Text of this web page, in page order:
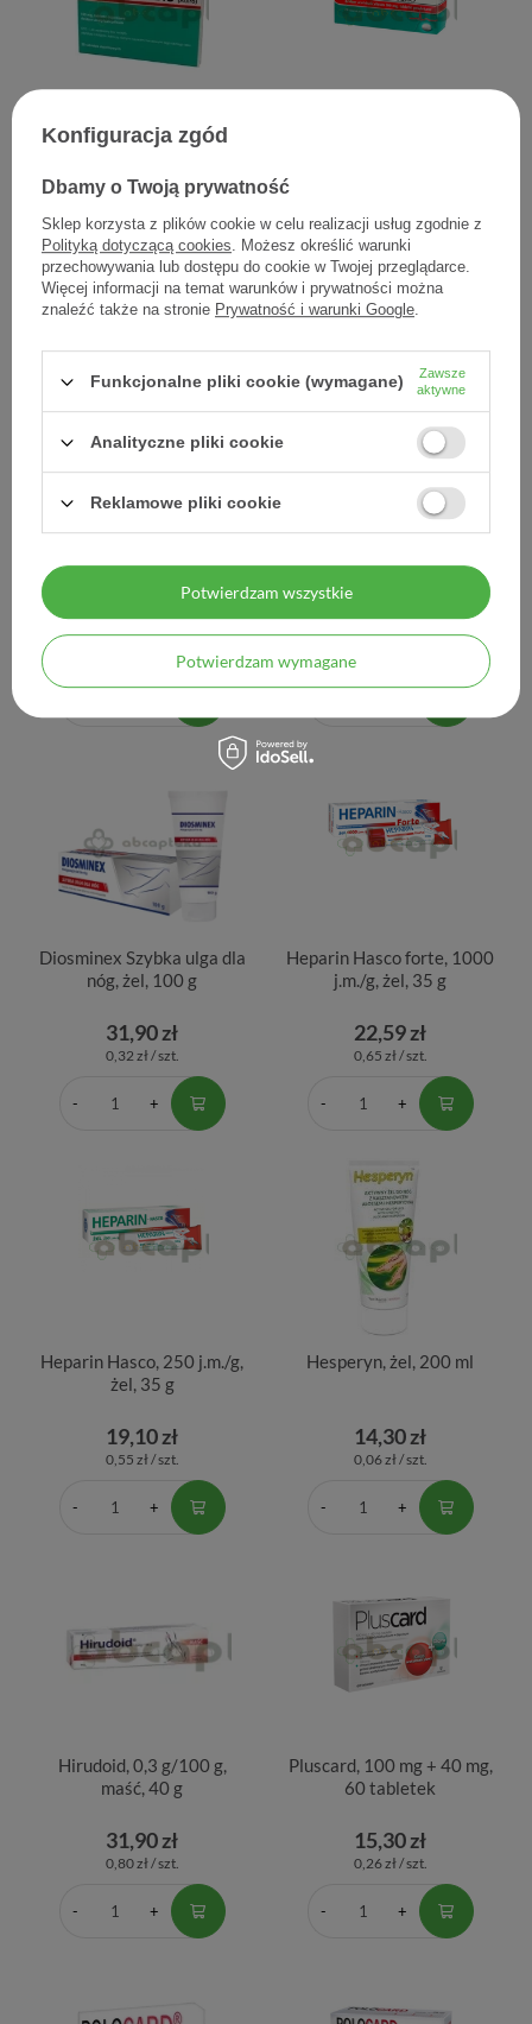
Aspirin Cardio 100 mg
/imp.Delfarma, 30 tabletek
7,63 zł
0,25 zł / szt.
9,90 zł
0,35 zł / szt.
29,33 zł 57,33 zł
Diosminex Szybka ulga dla
nóg, żel, 100 g
31,90 zł
0,32 zł / szt.
Heparin Hasco forte, 1000
j.m./g, żel, 35 g
22,59 zł
0,65 zł / szt.
Heparin Hasco, 250 j.m./g,
żel, 35 g
19,10 zł
0,55 zł / szt.
Hesperyn, żel, 200 ml
14,30 zł
0,06 zł / szt.
Hirudoid, 0,3 g/100 g,
maść, 40 g
31,90 zł
0,80 zł / szt.
Pluscard, 100 mg + 40 mg,
60 tabletek
15,30 zł
0,26 zł / szt.
Konfiguracja zgód
Dbamy o Twoją prywatność
Sklep korzysta z plików cookie w celu realizacji usług zgodnie z
Polityką dotyczącą cookies. Możesz określić warunki
przechowywania lub dostępu do cookie w Twojej przeglądarce.
Więcej informacji na temat warunków i prywatności można
znaleźć także na stronie Prywatność i warunki Google.
Funkcjonalne pliki cookie (wymagane)
Zawsze
aktywne
Analityczne pliki cookie
Reklamowe pliki cookie
Potwierdzam wymagane
Potwierdzam wszystkie